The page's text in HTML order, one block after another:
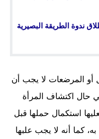
ندوة الطريقة البصيرية
أو المرضعات لا يجب أن
حال اكتشاف المرأة
استكمال حملها قبل
كما أنه لا يجب علبها